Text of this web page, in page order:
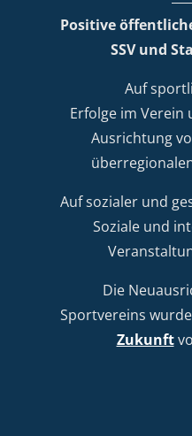
Positive
SSV und
Auf
Erfolge im Verein
Ausrichtung
Auf sozialer und
Soziale und
Die
Sportvereins
Zukunft